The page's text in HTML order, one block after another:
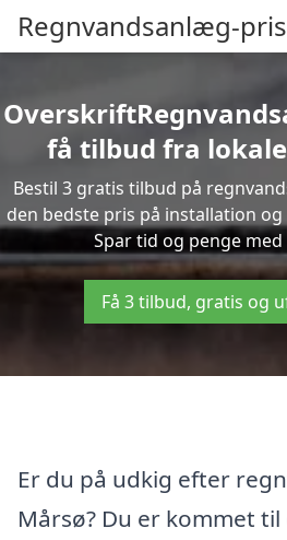
Regnvandsanlæg-
få tilbud fra
Bestil 3 gratis tilbud på
den bedste pris på installation
Spar tid og penge
Få 3 tilbud, gratis og
Er du på udkig efter
Mårsø? Du er kommet